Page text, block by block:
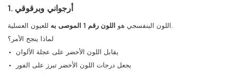
1. أرجواني وبرقوقي
اللون البنفسجي هو اللون رقم 1 الموصى به للعيون العسلية.
لماذا ينجح الأمر؟
يقابل اللون الأخضر على عجلة الألوان
يجعل درجات اللون الأخضر تبرز على الفور